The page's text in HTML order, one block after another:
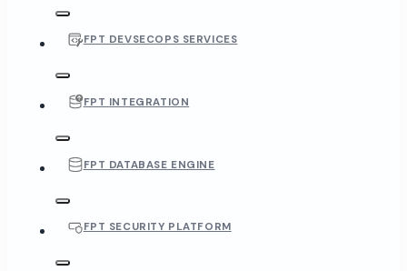
FPT DEVSECOPS SERVICES
FPT INTEGRATION
FPT DATABASE ENGINE
FPT SECURITY PLATFORM